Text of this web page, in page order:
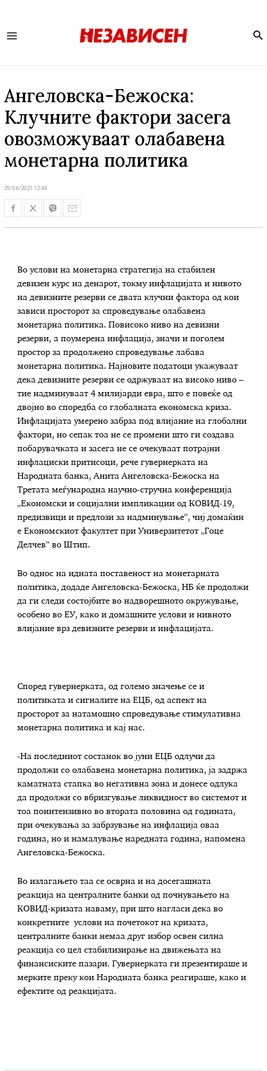
Ангеловска-Бежоска:
Клучните фактори засега
овозможуваат олабавена
монетарна политика
29/06/2021 12:44
Во услови на монетарна стратегија на стабилен
девизен курс на денарот, токму инфлацијата и нивото
на девизните резерви се двата клучни фактора од кои
зависи просторот за спроведување олабавена
монетарна политика. Повисоко ниво на девизни
резерви, а поумерена инфлација, значи и поголем
простор за продолжено спроведување лабава
монетарна политика. Најновите податоци укажуваат
дека девизните резерви се одржуваат на високо ниво –
тие надминуваат 4 милијарди евра, што е повеќе од
двојно во споредба со глобалната економска криза.
Инфлацијата умерено забрза под влијание на глобални
фактори, но сепак тоа не се промени што ги создава
побарувачката и засега не се очекуваат потрајни
инфлациски притисоци, рече гувернерката на
Народната банка, Анита Ангеловска-Бежоска на
Третата меѓународна научно-стручна конференција
„Економски и социјални импликации од КОВИД-19,
предизвици и предлози за надминување“, чиј домаќин
е Економскиот факултет при Универзитетот „Гоце
Делчев“ во Штип.
Во однос на идната поставеност на монетарната
политика, додаде Ангеловска-Бежоска, НБ ќе продолжи
да ги следи состојбите во надворешното окружување,
особено во ЕУ, како и домашните услови и нивното
влијание врз девизните резерви и инфлацијата.
Според гувернерката, од големо значење се и
политиката и сигналите на ЕЦБ, од аспект на
просторот за натамошно спроведување стимулативна
монетарна политика и кај нас.
-На последниот состанок во јуни ЕЦБ одлучи да
продолжи со олабавена монетарна политика, ја задржа
каматната стапка во негативна зона и донесе одлука
да продолжи со вбризгување ликвидност во системот и
тоа поинтензивно во втората половина од годината,
при очекувања за забрзување на инфлација оваа
година, но и намалување наредната година, напомена
Ангеловска-Бежоска.
Во излагањето таа се осврна и на досегашната
реакција на централните банки од почнувањето на
КОВИД-кризата наваму, при што нагласи дека во
конкретните услови на почетокот на кризата,
централните банки немаа друг избор освен силна
реакција со цел стабилизирање на движењата на
финансиските пазари. Гувернерката ги презентираше и
мерките преку кои Народната банка реагираше, како и
ефектите од реакцијата.